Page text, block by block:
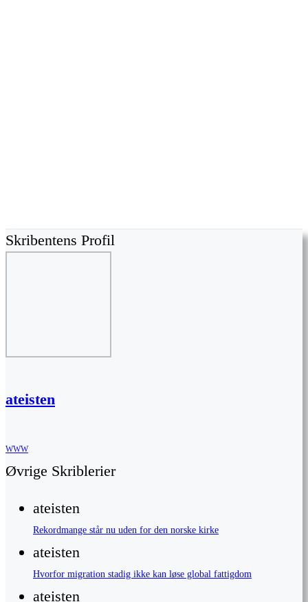
Skribentens Profil
ateisten
WWW
Øvrige Skriblerier
ateisten
Rekordmange står nu uden for den norske kirke
ateisten
Hvorfor migration stadig ikke kan løse global fattigdom
ateisten